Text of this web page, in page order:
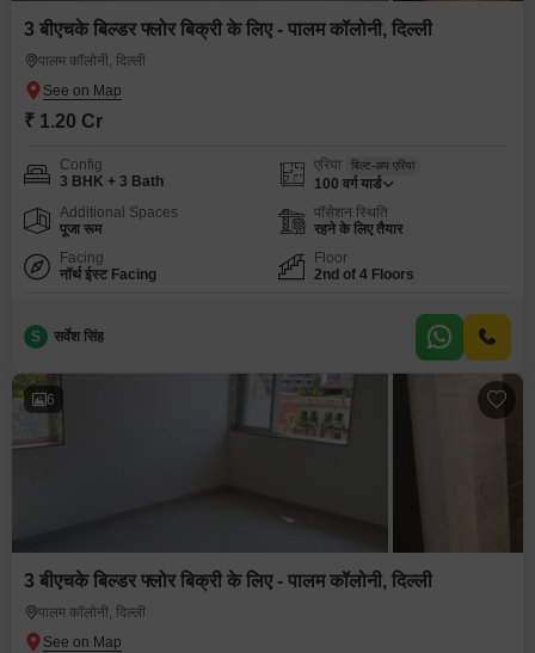
3 बीएचके बिल्डर फ्लोर बिक्री के लिए - पालम कॉलोनी, दिल्ली
पालम कॉलोनी, दिल्ली
₹ 1.20 Cr
Config
3 BHK + 3 Bath
एरिया बिल्ट-अप एरिया
100 वर्ग यार्ड
Additional Spaces
पूजा रूम
पॉसेशन स्थिति
रहने के लिए तैयार
Facing
नॉर्थ ईस्ट Facing
Floor
2nd of 4 Floors
S सर्वेश सिंह
6
3 बीएचके बिल्डर फ्लोर बिक्री के लिए - पालम कॉलोनी, दिल्ली
पालम कॉलोनी, दिल्ली